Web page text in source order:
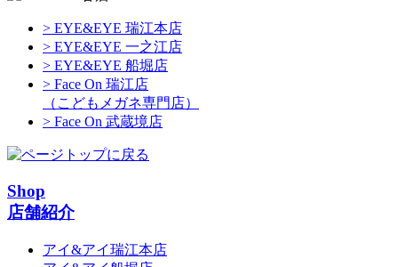
> EYE&EYE 瑞江本店
> EYE&EYE 一之江店
> EYE&EYE 船堀店
> Face On 瑞江店
（こどもメガネ専門店）
> Face On 武蔵境店
Shop
店舗紹介
アイ&アイ瑞江本店